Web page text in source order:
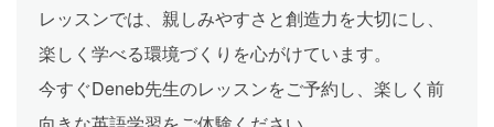
レッスンでは、親しみやすさと創造力を大切にし、
楽しく学べる環境づくりを心がけています。
今すぐDeneb先生のレッスンをご予約し、楽しく前